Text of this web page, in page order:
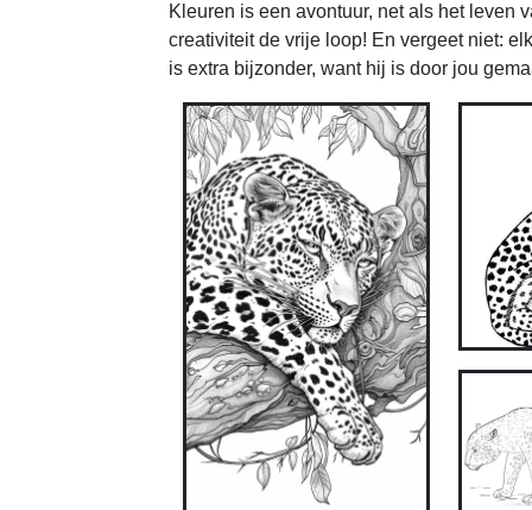
Kleuren is een avontuur, net als het leven
creativiteit de vrije loop! En vergeet niet:
is extra bijzonder, want hij is door jou